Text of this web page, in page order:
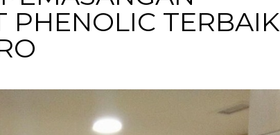
PHENOLIC TERBAIK